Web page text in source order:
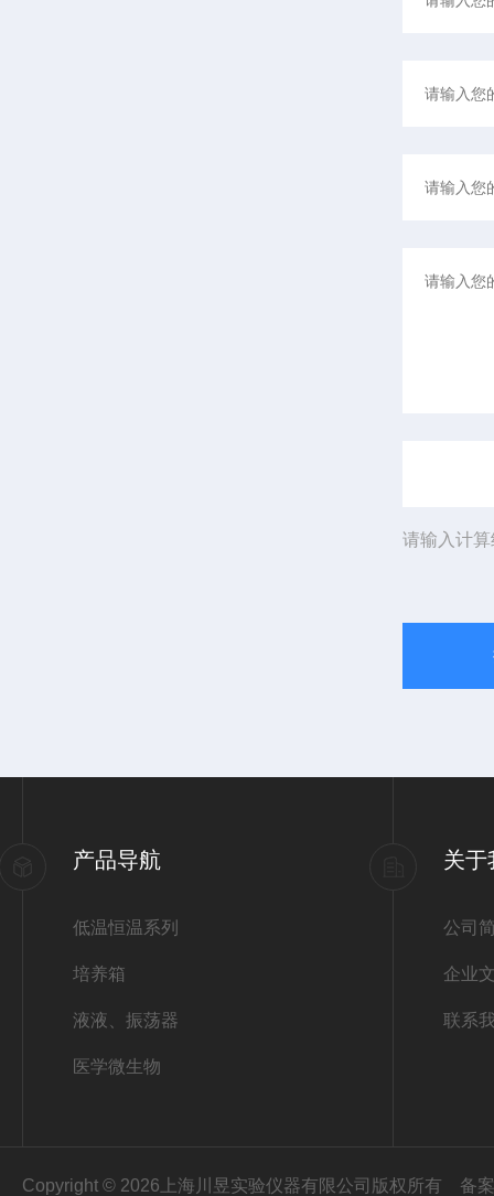
请输入计
产品导航
低温恒温系列
培养箱
液液、振荡器
医学微生物
关于
公司
企业
联系
Copyright © 2026上海川昱实验仪器有限公司版权所有 备